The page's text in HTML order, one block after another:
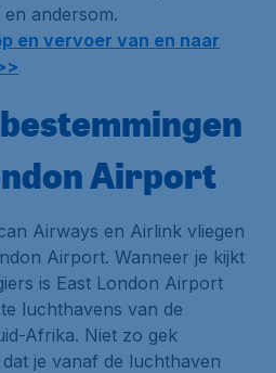
andersom.
en vervoer van en naar
Airport
Airways en Airlink vliegen
Airport. Wanneer je kijkt
is East London Airport
luchthavens van de
Afrika. Niet zo gek
je vanaf de luchthaven